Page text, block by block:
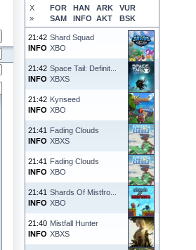
X FOR HAN ARK
VUR
»
SAM INFO AKT BSK
21:42
INFO
Shard Squad
XBO
21:42
INFO
Space Tail: Definit...
XBXS
21:42
INFO
Kynseed
XBO
21:41
INFO
Fading Clouds
XBXS
21:41
INFO
Fading Clouds
XBO
21:41
INFO
Shards Of Mistfro...
XBO
21:40
INFO
Mistfall Hunter
XBXS